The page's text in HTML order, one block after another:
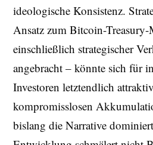
ideologische Konsistenz.
Ansatz zum Bitcoin-Treasury-
einschließlich strategischer
angebracht – könnte sich für
Investoren letztendlich
kompromisslosen
bislang die Narrative